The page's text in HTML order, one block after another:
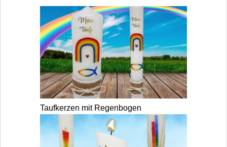
Taufkerzen mit Regenbogen